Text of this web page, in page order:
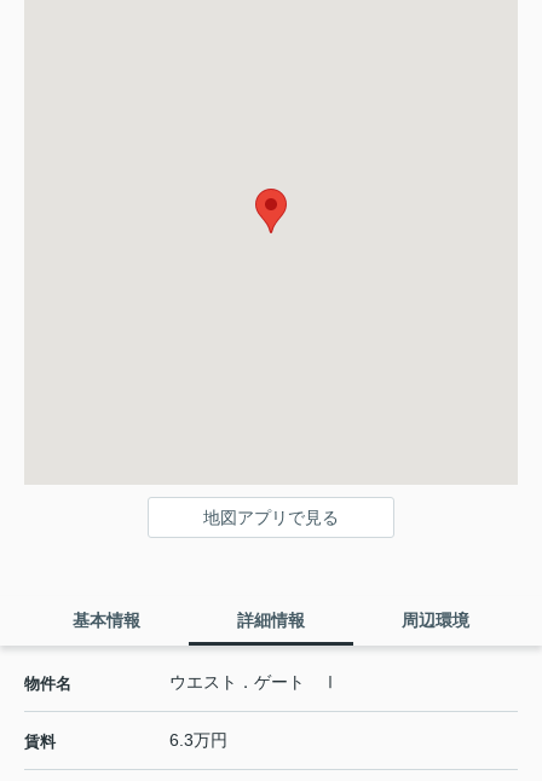
地図アプリで見る
基本情報 詳細情報 周辺環境
物件名 ウエスト．ゲート Ⅰ
賃料 6.3万円